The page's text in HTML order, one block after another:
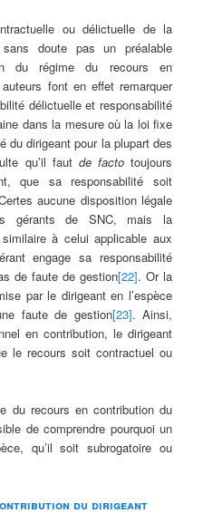
ou délictuelle de la
sans doute pas un préalable
du régime du recours en
font en effet remarquer
délictuelle et responsabilité
dans la mesure où la loi fixe
du dirigeant pour la plupart des
qu’il faut de factotoujours
que sa responsabilité soit
aucune disposition légale
gérants de SNC, mais la
à celui applicable aux
engage sa responsabilité
de faute de gestion[22]. Or la
par le dirigeant en l’espèce
faute de gestion[23]. Ainsi,
en contribution, le dirigeant
le recours soit contractuel ou
du recours en contribution du
de comprendre pourquoi un
qu’il soit subrogatoire ou
du dirigeant